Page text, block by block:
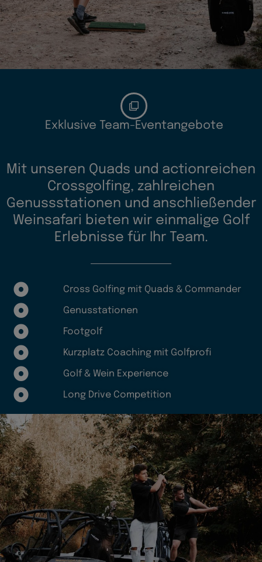
Exklusive Team-Eventangebote
Mit unseren Quads und actionreichen
Crossgolfing, zahlreichen
Genussstationen und anschließender
Weinsafari bieten wir einmalige Golf
Erlebnisse für Ihr Team.
Cross Golfing mit Quads & Commander
Genusstationen
Footgolf
Kurzplatz Coaching mit Golfprofi
Golf & Wein Experience
Long Drive Competition